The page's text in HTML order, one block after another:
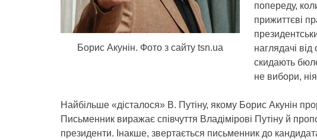
Борис Акунін. Фото з сайту tsn.ua
попереду,
прижиттєві
наглядачі
скидають
не вибори,
Найбільше «дісталося» В. Путіну, якому Борис Акунін
Письменник виражає співчуття Владімірові Путіну й
президенти. Інакше, звертається письменник до